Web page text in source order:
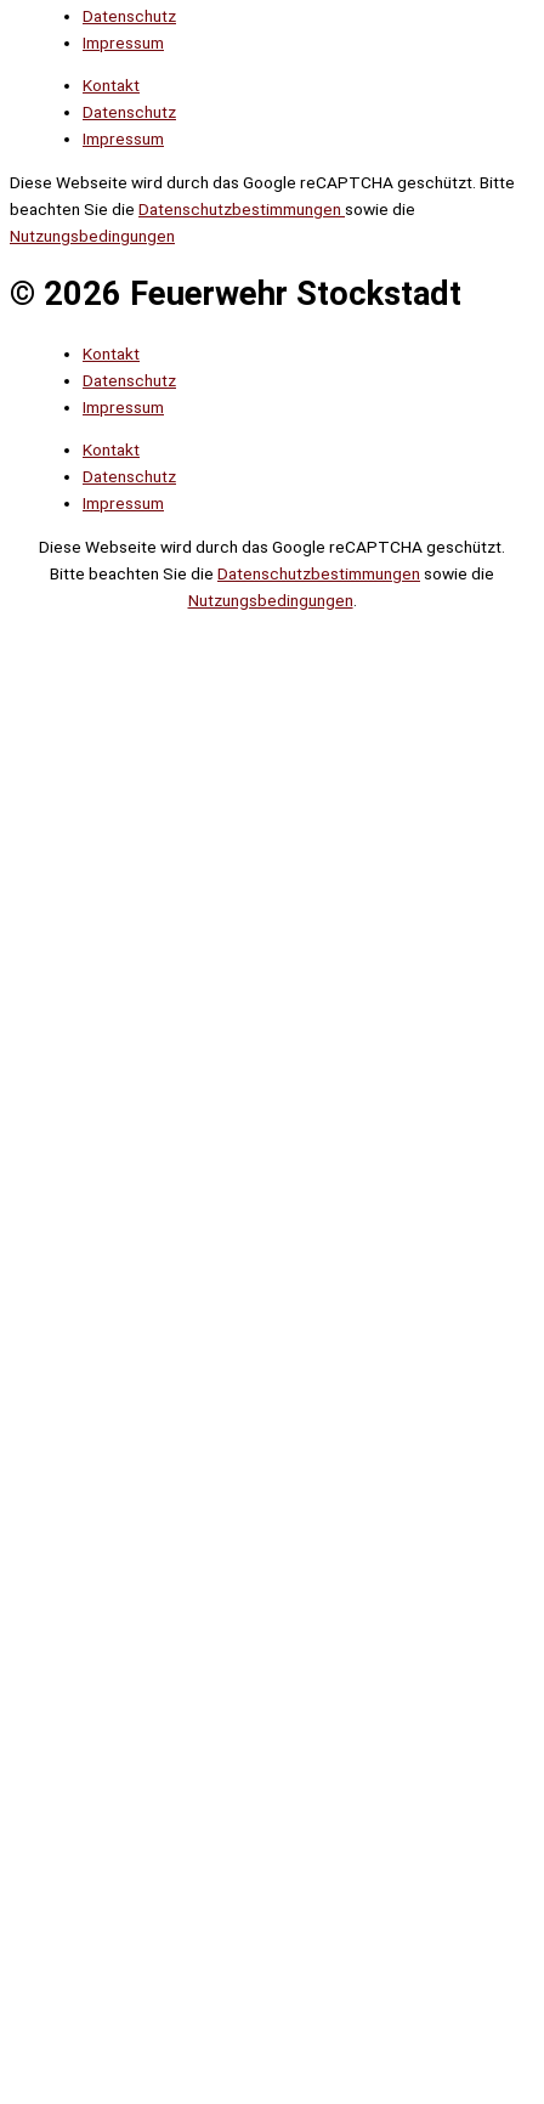
Datenschutz
Impressum
Kontakt
Datenschutz
Impressum
Diese Webseite wird durch das Google reCAPTCHA geschützt. Bitte
beachten Sie die Datenschutzbestimmungen sowie die
Nutzungsbedingungen
© 2026 Feuerwehr Stockstadt
Kontakt
Datenschutz
Impressum
Kontakt
Datenschutz
Impressum
Diese Webseite wird durch das Google reCAPTCHA geschützt.
Bitte beachten Sie die Datenschutzbestimmungen sowie die
Nutzungsbedingungen